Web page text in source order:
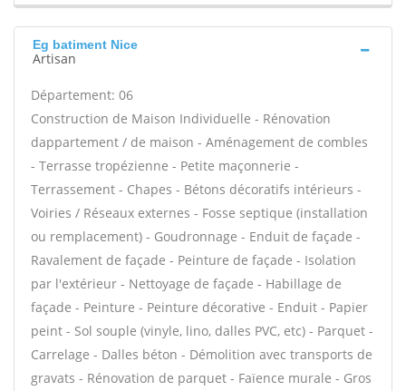
Eg batiment Nice
Artisan
Département: 06
Construction de Maison Individuelle - Rénovation
dappartement / de maison - Aménagement de combles
- Terrasse tropézienne - Petite maçonnerie -
Terrassement - Chapes - Bétons décoratifs intérieurs -
Voiries / Réseaux externes - Fosse septique (installation
ou remplacement) - Goudronnage - Enduit de façade -
Ravalement de façade - Peinture de façade - Isolation
par l'extérieur - Nettoyage de façade - Habillage de
façade - Peinture - Peinture décorative - Enduit - Papier
peint - Sol souple (vinyle, lino, dalles PVC, etc) - Parquet -
Carrelage - Dalles béton - Démolition avec transports de
gravats - Rénovation de parquet - Faïence murale - Gros